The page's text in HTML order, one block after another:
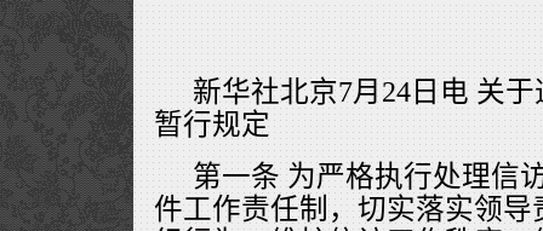
新华社北京7月24日电 关
暂行规定
第一条 为严格执行处理信
件工作责任制，切实落实领